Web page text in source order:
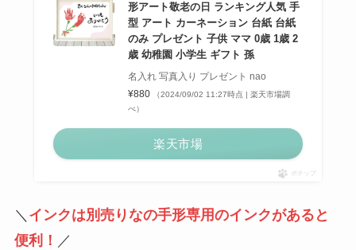
形アート敬老の日 ランキング人気 手
型 アート カーネーション 台紙 台紙
のみ プレゼント 子供 ママ 0歳 1歳 2
歳 幼稚園 小学生 ギフト 孫
名入れ 写真入り プレゼント nao
¥880
（2024/09/02 11:27時点 | 楽天市場調
べ）
楽天市場
ポチップ
＼ インクは別売りなの手形専用のインクがあると
便利！ ／